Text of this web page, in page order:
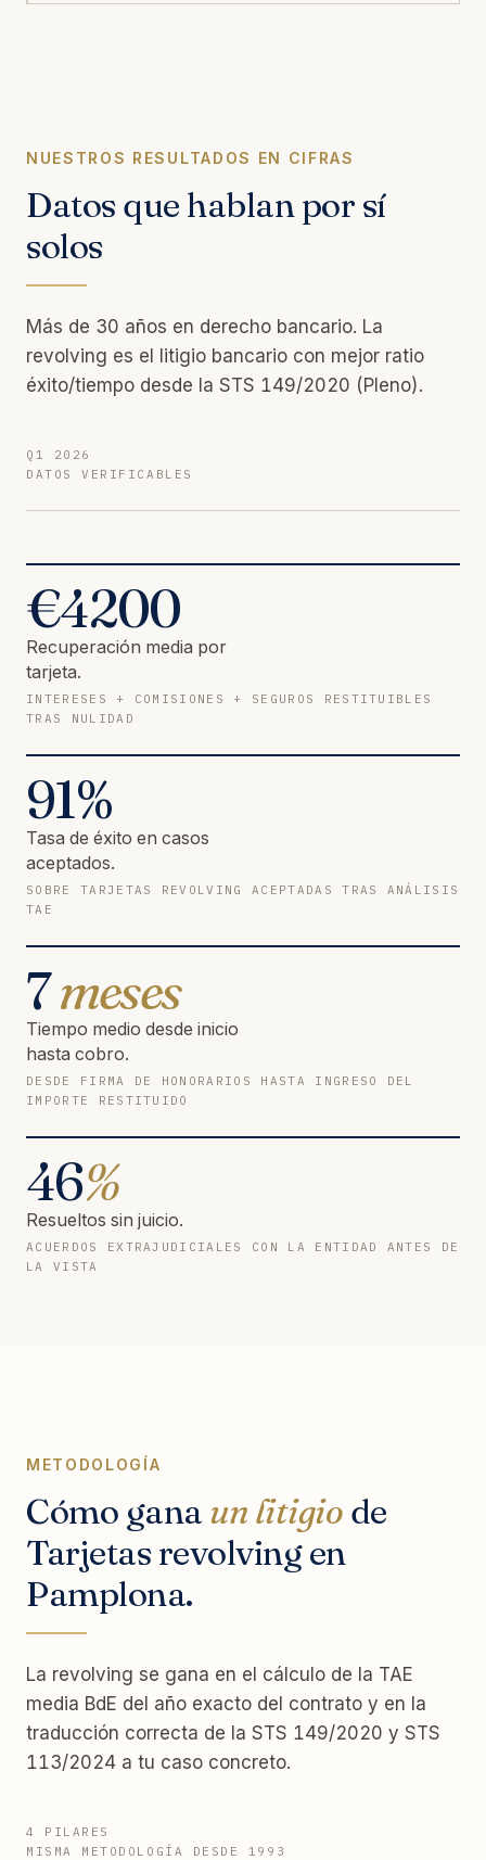
NUESTROS RESULTADOS EN CIFRAS
Datos que hablan por sí
solos
Más de 30 años en derecho bancario. La
revolving es el litigio bancario con mejor ratio
éxito/tiempo desde la STS 149/2020 (Pleno).
Q1 2026
DATOS VERIFICABLES
€4200
Recuperación media por
tarjeta.
INTERESES + COMISIONES + SEGUROS RESTITUIBLES
TRAS NULIDAD
91%
Tasa de éxito en casos
aceptados.
SOBRE TARJETAS REVOLVING ACEPTADAS TRAS ANÁLISIS
TAE
7meses
Tiempo medio desde inicio
hasta cobro.
DESDE FIRMA DE HONORARIOS HASTA INGRESO DEL
IMPORTE RESTITUIDO
46%
Resueltos sin juicio.
ACUERDOS EXTRAJUDICIALES CON LA ENTIDAD ANTES DE
LA VISTA
METODOLOGÍA
Cómo gana un litigio de
Tarjetas revolving en
Pamplona.
La revolving se gana en el cálculo de la TAE
media BdE del año exacto del contrato y en la
traducción correcta de la STS 149/2020 y STS
113/2024 a tu caso concreto.
4 PILARES
MISMA METODOLOGÍA DESDE 1993